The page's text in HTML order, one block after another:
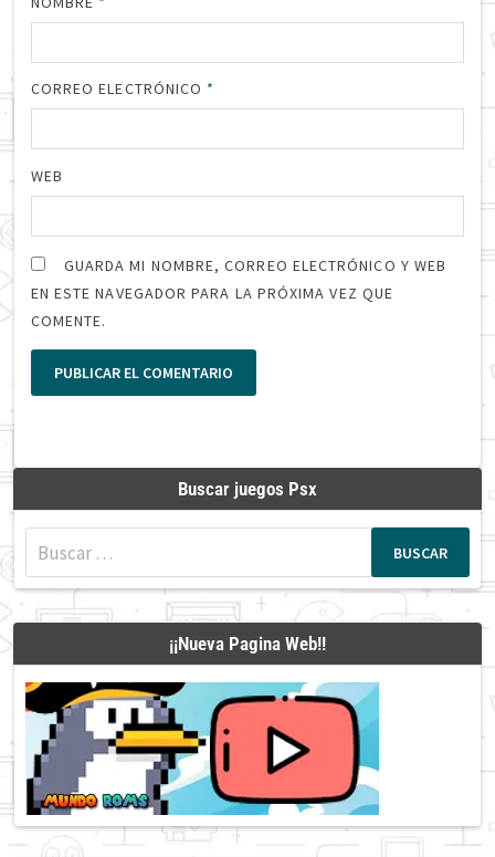
CORREO ELECTRÓNICO *
WEB
GUARDA MI NOMBRE, CORREO ELECTRÓNICO Y WEB
EN ESTE NAVEGADOR PARA LA PRÓXIMA VEZ QUE
COMENTE.
Buscar juegos Psx
¡¡Nueva Pagina Web!!